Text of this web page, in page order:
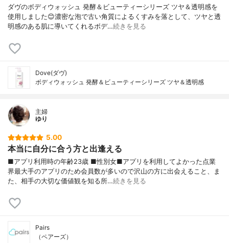
ダヴのボディウォッシュ 発酵＆ビューティーシリーズ ツヤ＆透明感を
使用しました😊濃密な泡で古い角質によるくすみを落として、ツヤと透
明感のある肌に導いてくれるボデ…続きを見る
Dove(ダヴ)
ボディウォッシュ 発酵＆ビューティーシリーズ ツヤ＆透明感
主婦
ゆり
5.00
本当に自分に合う方と出逢える
■アプリ利用時の年齢23歳 ■性別女■アプリを利用してよかった点業
界最大手のアプリのため会員数が多いので沢山の方に出会えること、ま
た、相手の大切な価値観を知る所…続きを見る
Pairs
（ペアーズ）